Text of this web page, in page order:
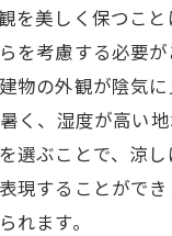
を美しく保つこ
を考慮する必要
物の外観が陰気
く、湿度が高い
選ぶことで、涼
現することがで
れます。